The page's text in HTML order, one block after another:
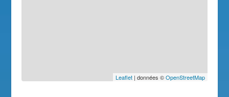
Leaflet| données ©OpenStreetMap